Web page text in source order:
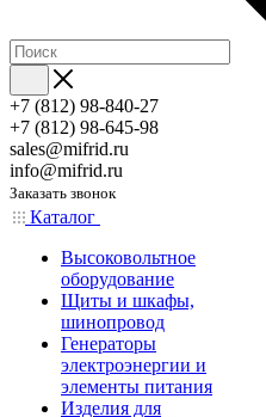
+7 (812) 98-840-27
+7 (812) 98-645-98
sales@mifrid.ru
info@mifrid.ru
Заказать звонок
Каталог
Высоковольтное
оборудование
Щиты и шкафы,
шинопровод
Генераторы
электроэнергии и
элементы питания
Изделия для